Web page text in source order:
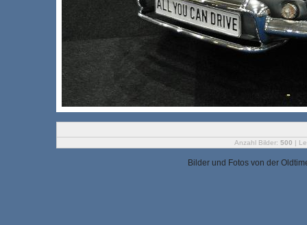
Anzahl Bilder: 500 |
Bilder und Fotos von der